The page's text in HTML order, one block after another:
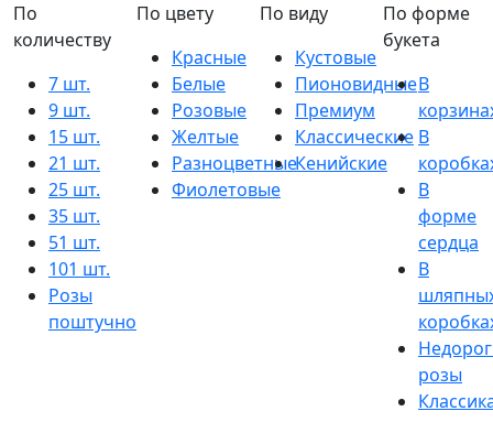
По
количеству
7 шт.
9 шт.
15 шт.
21 шт.
25 шт.
35 шт.
51 шт.
101 шт.
Розы
поштучно
По цвету
Красные
Белые
Розовые
Желтые
Разноцветные
Фиолетовые
По виду
Кустовые
Пионовидные
Премиум
Классические
Кенийские
По форме
букета
В
В
В
форме
сердца
В
розы